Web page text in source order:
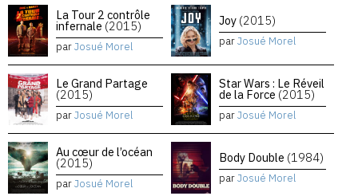
La Tour 2 contrôle
infernale (2015)
parJosué Morel
Joy (2015)
parJosué Morel
Le Grand Partage
(2015)
parJosué Morel
Star Wars : Le Réveil
de la Force (2015)
parJosué Morel
Au cœur de l’océan
(2015)
parJosué Morel
Body Double (1984)
parJosué Morel